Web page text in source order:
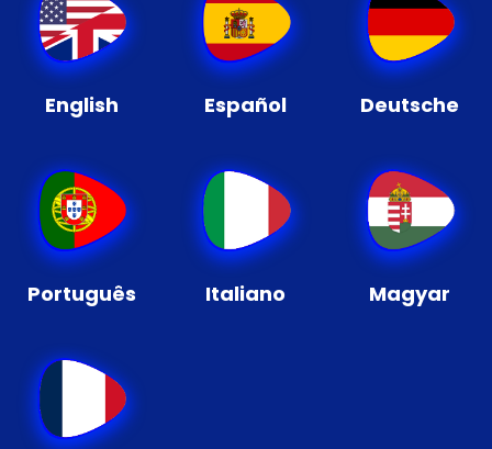
English Español Deutsche
Português Italiano Magyar